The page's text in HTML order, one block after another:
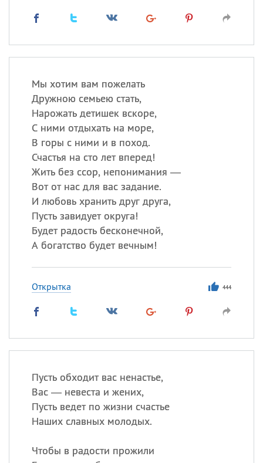
Мы хотим вам пожелать
Дружною семьею стать,
Нарожать детишек вскоре,
С ними отдыхать на море,
В горы с ними и в поход.
Счастья на сто лет вперед!
Жить без ссор, непонимания —
Вот от нас для вас задание.
И любовь хранить друг друга,
Пусть завидует округа!
Будет радость бесконечной,
А богатство будет вечным!
Открытка 444
Пусть обходит вас ненастье,
Вас — невеста и жених,
Пусть ведет по жизни счастье
Наших славных молодых.
Чтобы в радости прожили